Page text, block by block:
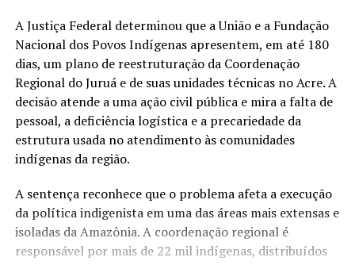
A Justiça Federal determinou que a União e a Fundação
Nacional dos Povos Indígenas apresentem, em até 180
dias, um plano de reestruturação da Coordenação
Regional do Juruá e de suas unidades técnicas no Acre. A
decisão atende a uma ação civil pública e mira a falta de
pessoal, a deficiência logística e a precariedade da
estrutura usada no atendimento às comunidades
indígenas da região.
A sentença reconhece que o problema afeta a execução
da política indigenista em uma das áreas mais extensas e
isoladas da Amazônia. A coordenação regional é
responsável por mais de 22 mil indígenas, distribuídos